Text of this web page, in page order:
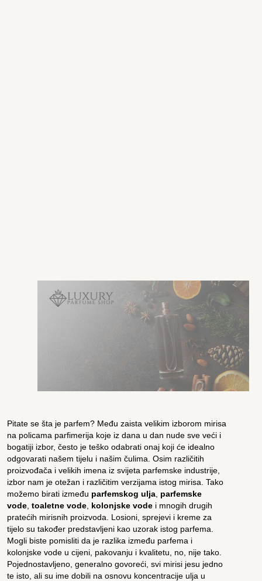
Pitate se šta je parfem? Među zaista velikim izborom mirisa
na policama parfimerija koje iz dana u dan nude sve veći i
bogatiji izbor, često je teško odabrati onaj koji će idealno
odgovarati našem tijelu i našim čulima. Osim različitih
proizvođača i velikih imena iz svijeta parfemske industrije,
izbor nam je otežan i različitim verzijama istog mirisa. Tako
možemo birati između parfemskog ulja parfemske
vode ,toaletne vode kolonjske vode i mnogih drugih
pratećih mirisnih proizvoda. Losioni, sprejevi i kreme za
tijelo su također predstavljeni kao uzorak istog parfema.
Mogli biste pomisliti da je razlika između parfema i
kolonjske vode u cijeni, pakovanju i kvalitetu, no, nije tako.
Pojednostavljeno, generalno govoreći, svi mirisi jesu jedno
te isto, ali su ime dobili na osnovu koncentracije ulja u